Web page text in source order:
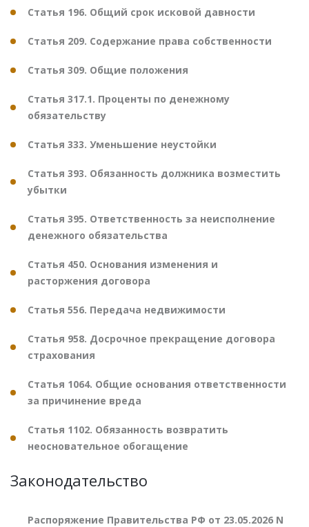
Статья 196. Общий срок исковой давности
Статья 209. Содержание права собственности
Статья 309. Общие положения
Статья 317.1. Проценты по денежному
обязательству
Статья 333. Уменьшение неустойки
Статья 393. Обязанность должника возместить
убытки
Статья 395. Ответственность за неисполнение
денежного обязательства
Статья 450. Основания изменения и
расторжения договора
Статья 556. Передача недвижимости
Статья 958. Досрочное прекращение договора
страхования
Статья 1064. Общие основания ответственности
за причинение вреда
Статья 1102. Обязанность возвратить
неосновательное обогащение
Законодательство
Распоряжение Правительства РФ от 23.05.2026 N